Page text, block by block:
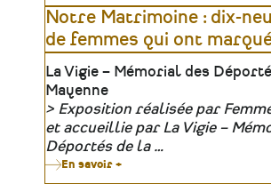
des
distillateurs
et
liquoristes
du
vignoble
Notre Matrimoine : dix-
de femmes qui ont
Lieu
La Vigie – Mémorial des
Mayenne
Organisateur
Exposition réalisée par
et accueillie par La Vigie –
Déportés de la …
En savoir +